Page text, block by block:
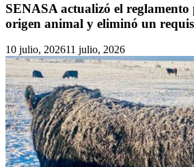
SENASA actualizó el
origen animal y eliminó un
10 julio, 202611 julio, 2026